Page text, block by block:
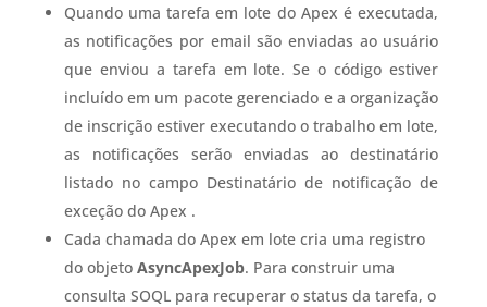
Quando uma tarefa em lote do Apex é executada,
as notificações por email são enviadas ao usuário
que enviou a tarefa em lote. Se o código estiver
incluído em um pacote gerenciado e a organização
de inscrição estiver executando o trabalho em lote,
as notificações serão enviadas ao destinatário
listado no campo Destinatário de notificação de
exceçãodo Apex .
Cada chamada do Apex em lote cria uma registro
do objeto AsyncApexJob. Para construir uma
consulta SOQL para recuperar o status da tarefa, o